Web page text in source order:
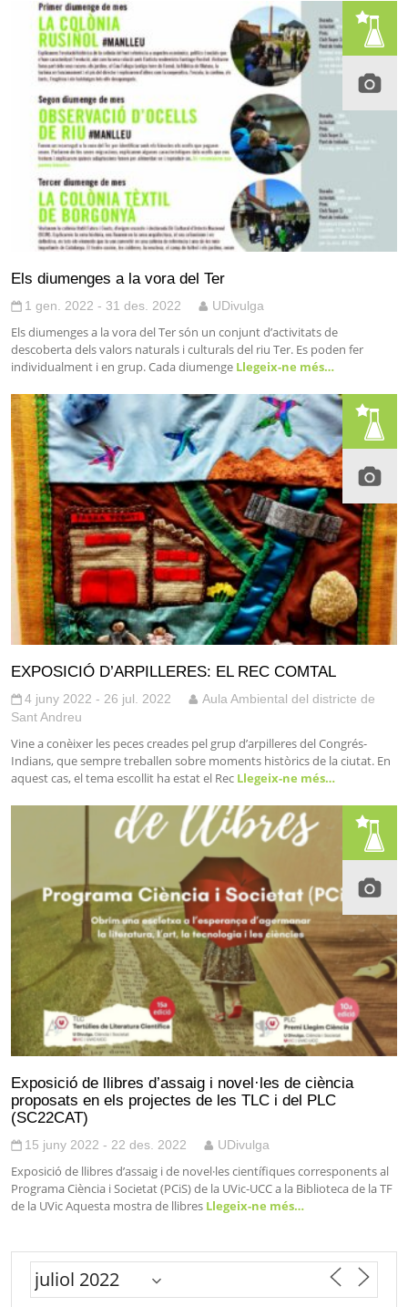
Els diumenges a la vora del Ter
1 gen. 2022 - 31 des. 2022 UDivulga
Els diumenges a la vora del Ter són un conjunt d’activitats de
descoberta dels valors naturals i culturals del riu Ter. Es poden fer
individualment i en grup. Cada diumenge Llegeix-ne més…
EXPOSICIÓ D’ARPILLERES: EL REC COMTAL
4 juny 2022 - 26 jul. 2022
Aula Ambiental del districte de
Sant Andreu
Vine a conèixer les peces creades pel grup d’arpilleres del Congrés-
Indians, que sempre treballen sobre moments històrics de la ciutat. En
aquest cas, el tema escollit ha estat el Rec Llegeix-ne més…
Exposició de llibres d’assaig i novel·les de ciència
proposats en els projectes de les TLC i del PLC
(SC22CAT)
15 juny 2022 - 22 des. 2022 UDivulga
Exposició de llibres d’assaig i de novel·les científiques corresponents al
Programa Ciència i Societat (PCiS) de la UVic-UCC a la Biblioteca de la TF
de la UVic Aquesta mostra de llibres Llegeix-ne més…